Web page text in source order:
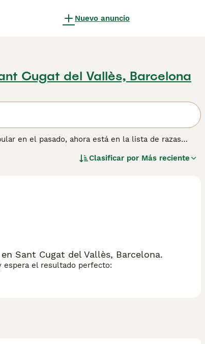
Nuevo anuncio
Cugat del Vallès, Barcelona
en el pasado, ahora está en la lista de razas
en un perro de caza popular durante muchos
Clasificar por Más reciente
Sant Cugat del Vallès, Barcelona.
espera el resultado perfecto: